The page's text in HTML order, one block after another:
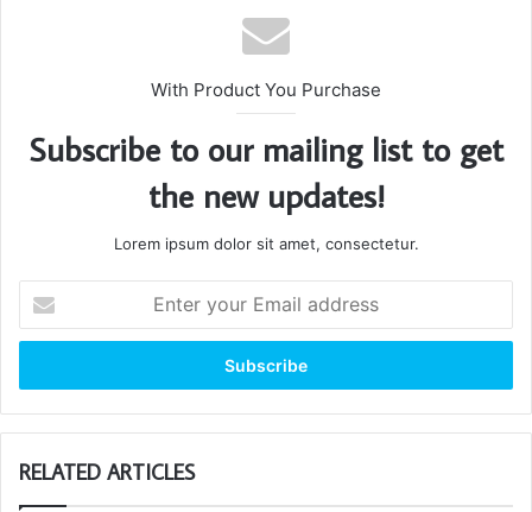
With Product You Purchase
Subscribe to our mailing list to get
the new updates!
Lorem ipsum dolor sit amet, consectetur.
your
Email
RELATED ARTICLES